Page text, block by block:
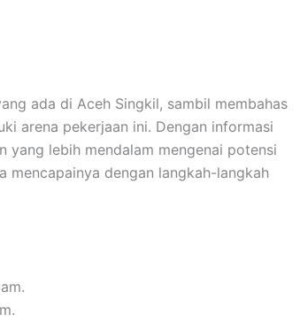
ada di Aceh Singkil, sambil membahas
arena pekerjaan ini. Dengan informasi
lebih mendalam mengenai potensi
mencapainya dengan langkah-langkah